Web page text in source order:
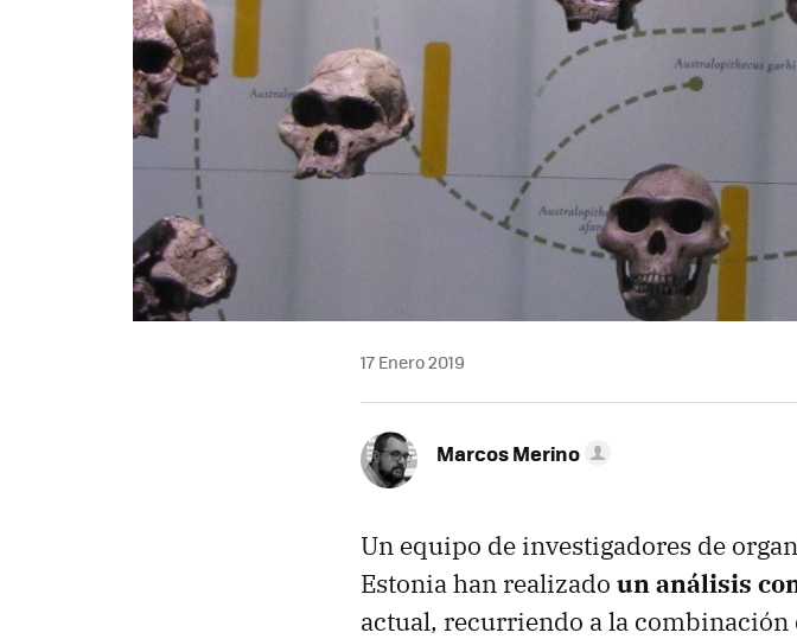
17 Enero 2019
Marcos Merino
Un equipo de investigadores de
Estonia han realizado un análisis
actual, recurriendo a la combinación